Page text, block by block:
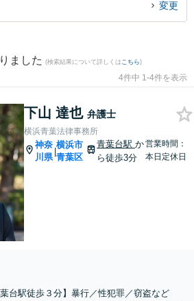
変更
ました (検索結果について詳しくは こちら)
4件中 1-4件を表示
下山 達也 弁護士
横浜青葉法律事務所
神奈
川県
|
横浜市
青葉区
青葉台駅か
ら徒歩3分
営業時間：
本日定休日
台駅徒歩３分】暴行／性犯罪／窃盗など